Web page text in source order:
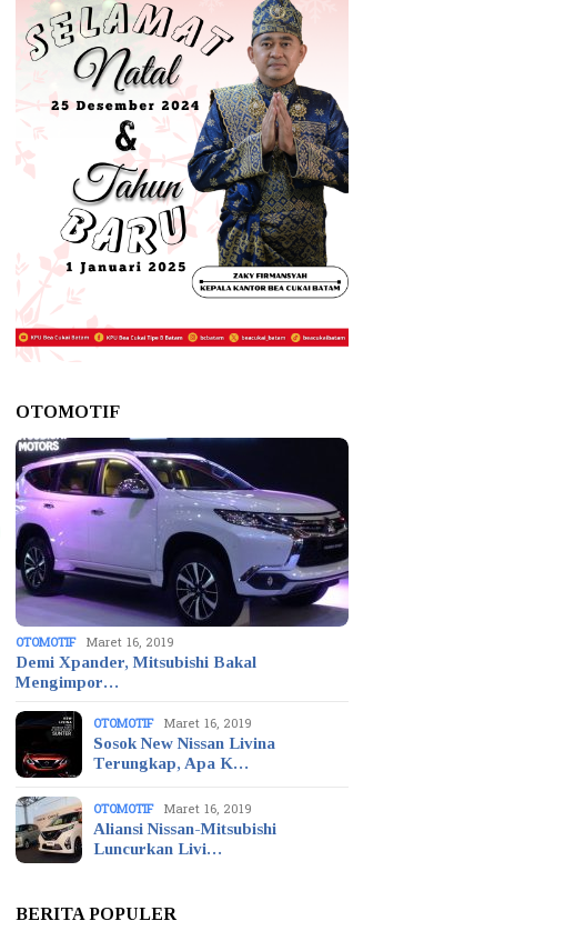
OTOMOTIF
OTOMOTIF Maret 16, 2019
Demi Xpander, Mitsubishi Bakal
Mengimpor…
OTOMOTIF Maret 16, 2019
Sosok New Nissan Livina
Terungkap, Apa K…
OTOMOTIF Maret 16, 2019
Aliansi Nissan-Mitsubishi
Luncurkan Livi…
BERITA POPULER